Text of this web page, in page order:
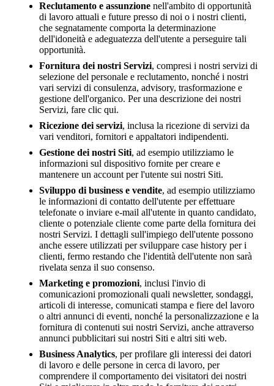
Reclutamento e assunzione nell'ambito di opportunità
di lavoro attuali e future presso di noi o i nostri clienti,
che segnatamente comporta la determinazione
dell'idoneità e adeguatezza dell'utente a perseguire tali
opportunità.
Fornitura dei nostri Servizi, compresi i nostri servizi di
selezione del personale e reclutamento, nonché i nostri
vari servizi di consulenza, advisory, trasformazione e
gestione dell'organico. Per una descrizione dei nostri
Servizi, fare clic qui.
Ricezione dei servizi, inclusa la ricezione di servizi da
vari venditori, fornitori e appaltatori indipendenti.
Gestione dei nostri Siti, ad esempio utilizziamo le
informazioni sul dispositivo fornite per creare e
mantenere un account per l'utente sui nostri Siti.
Sviluppo di business e vendite, ad esempio utilizziamo
le informazioni di contatto dell'utente per effettuare
telefonate o inviare e-mail all'utente in quanto candidato,
cliente o potenziale cliente come parte della fornitura dei
nostri Servizi. I dettagli sull'impiego dell'utente possono
anche essere utilizzati per sviluppare case history per i
clienti, fermo restando che l'identità dell'utente non sarà
rivelata senza il suo consenso.
Marketing e promozioni, inclusi l'invio di
comunicazioni promozionali quali newsletter, sondaggi,
articoli di interesse, comunicati stampa e fiere del lavoro
o altri annunci di eventi, nonché la personalizzazione e la
fornitura di contenuti sui nostri Servizi, anche attraverso
annunci pubblicitari sui nostri Siti e altri siti web.
Business Analytics, per profilare gli interessi dei datori
di lavoro e delle persone in cerca di lavoro, per
comprendere il comportamento dei visitatori dei nostri